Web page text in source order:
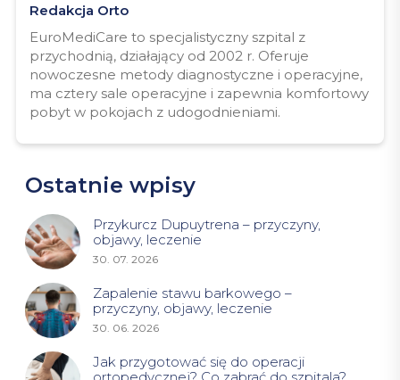
Redakcja Orto
EuroMediCare to specjalistyczny szpital z
przychodnią, działający od 2002 r. Oferuje
nowoczesne metody diagnostyczne i operacyjne,
ma cztery sale operacyjne i zapewnia komfortowy
pobyt w pokojach z udogodnieniami.
Ostatnie wpisy
Przykurcz Dupuytrena – przyczyny,
objawy, leczenie
30. 07. 2026
Zapalenie stawu barkowego –
przyczyny, objawy, leczenie
30. 06. 2026
Jak przygotować się do operacji